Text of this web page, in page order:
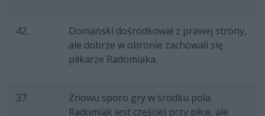
42.
Domański dośrodkował z prawej strony,
ale dobrze w obronie zachowali się
piłkarze Radomiaka.
37.
Znowu sporo gry w środku pola.
Radomiak jest częściej przy piłce, ale